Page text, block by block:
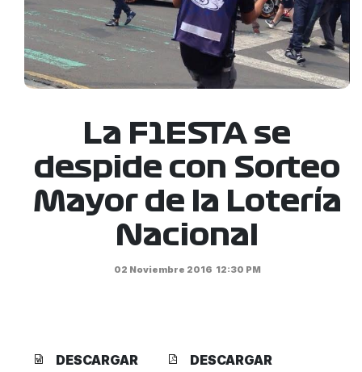
La F1ESTA se
despide con Sorteo
Mayor de la Lotería
Nacional
02 Noviembre 2016 12:30 PM
DESCARGAR DESCARGAR